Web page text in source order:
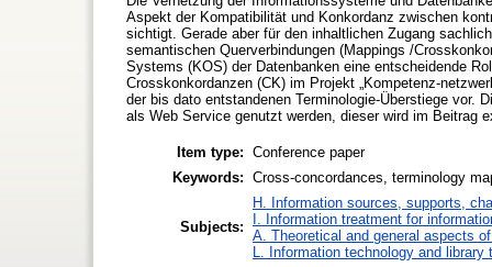
Aspekt der Kompatibilität und Konkordanz zwischen
sichtigt. Gerade aber für den inhaltlichen Zugang
semantischen Querverbindungen (Mappings /
Systems (KOS) der Datenbanken eine entscheidende
Crosskonkordanzen (CK) im Projekt „Kompetenz-
der bis dato entstandenen Terminologie-Überstiege vor.
als Web Service genutzt werden, dieser wird im Beitrag
Item type: Conference paper
Keywords: Cross-concordances, terminology
Subjects:
H. Information sources, supports,
I. Information treatment for
A. Theoretical and general aspects
L. Information technology and library